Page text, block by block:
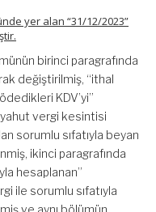
yer alan “31/12/2023”
birinci paragrafında
değiştirilmiş, “ithal
KDV’yi”
vergi kesintisi
sorumlu sıfatıyla beyan
ikinci paragrafında
hesaplanan”
ile sorumlu sıfatıyla
ve aynı bölümün